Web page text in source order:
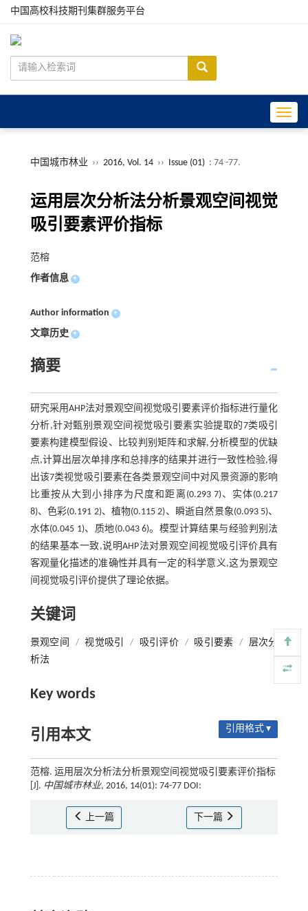
中国高校科技期刊集群服务平台
中国城市林业 ›› 2016, Vol. 14 ›› Issue (01) : 74 -77.
运用层次分析法分析景观空间视觉
吸引要素评价指标
范榕
作者信息 +
Author information +
文章历史 +
摘要
研究采用AHP法对景观空间视觉吸引要素评价指标进行量化
分析,针对甄别景观空间视觉吸引要素实验提取的7类吸引
要素构建模型假设、比较判别矩阵和求解,分析模型的优缺
点,计算出层次单排序和总排序的结果并进行一致性检验,得
出该7类视觉吸引要素在各类景观空间中对风景资源的影响
比重按从大到小排序为尺度和距离(0.293 7)、实体(0.217
8)、色彩(0.191 2)、植物(0.115 2)、瞬逝自然景象(0.093 5)、
水体(0.045 1)、质地(0.043 6)。模型计算结果与经验判别法
的结果基本一致,说明AHP法对景观空间视觉吸引评价具有
客观量化描述的准确性并具有一定的科学意义,这为景观空
间视觉吸引评价提供了理论依据。
关键词
景观空间 / 视觉吸引 / 吸引评价 / 吸引要素 / 层次分
析法
Key words
引用本文 引用格式 ▾
范榕. 运用层次分析法分析景观空间视觉吸引要素评价指标
[J]. 中国城市林业, 2016, 14(01): 74-77 DOI:
上一篇 下一篇